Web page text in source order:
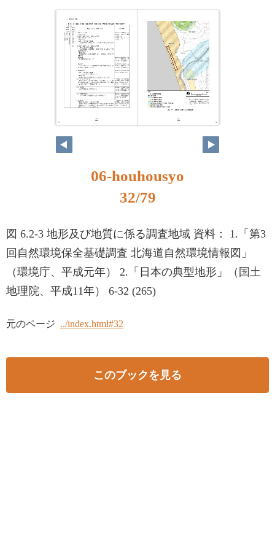
31 32
06-houhousyo
32/79
図 6.2-3 地形及び地質に係る調査地域 資料： 1.「第3
回自然環境保全基礎調査 北海道自然環境情報図」
（環境庁、平成元年） 2.「日本の典型地形」（国土
地理院、平成11年） 6-32 (265)
元のページ ../index.html#32
このブックを見る